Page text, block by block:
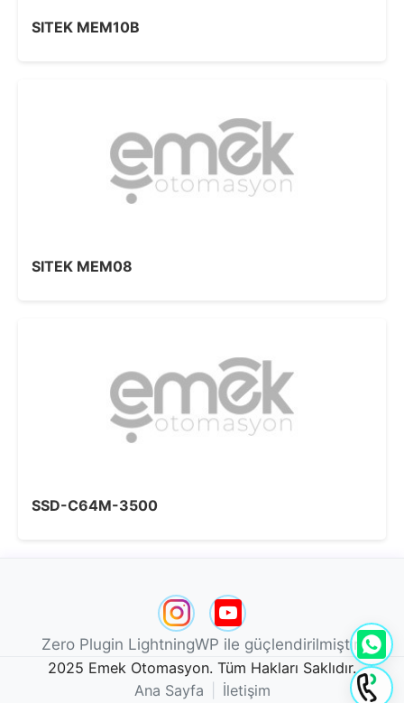
SITEK MEM10B
SITEK MEM08
SSD-C64M-3500
Zero Plugin LightningWP ile güçlendirilmiştir.
2025 Emek Otomasyon. Tüm Hakları Saklıdır.
Ana Sayfa
İletişim